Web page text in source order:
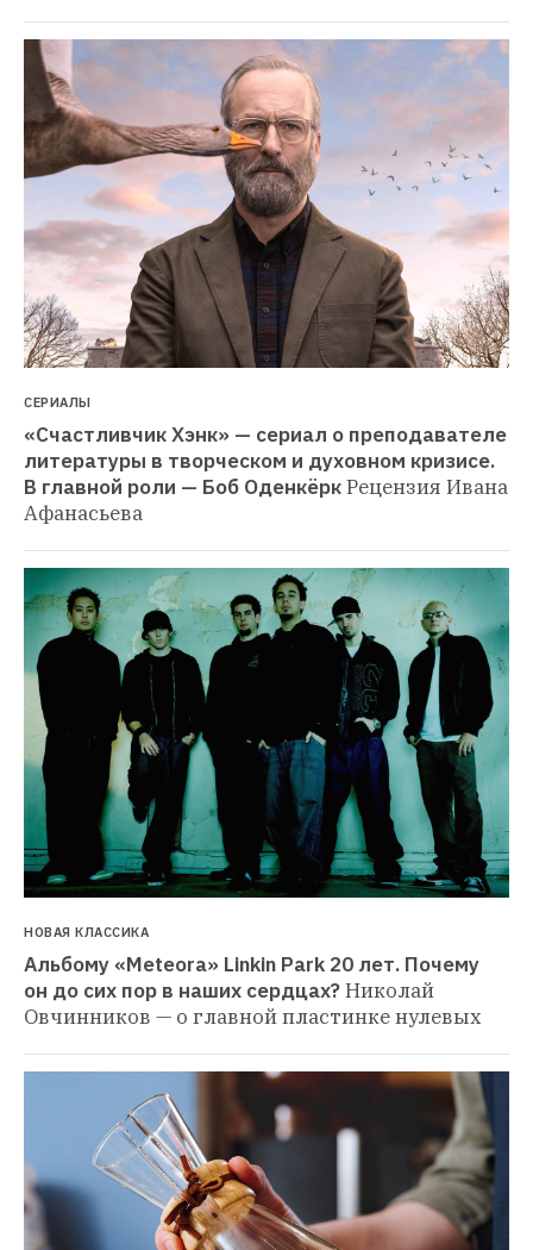
СЕРИАЛЫ
«Счастливчик Хэнк» — сериал о преподавателе
литературы в творческом и духовном кризисе.
В главной роли — Боб ОденкёркРецензия Ивана
Афанасьева
НОВАЯ КЛАССИКА
Альбому «Meteora» Linkin Park 20 лет. Почему
он до сих пор в наших сердцах?Николай
Овчинников — о главной пластинке нулевых